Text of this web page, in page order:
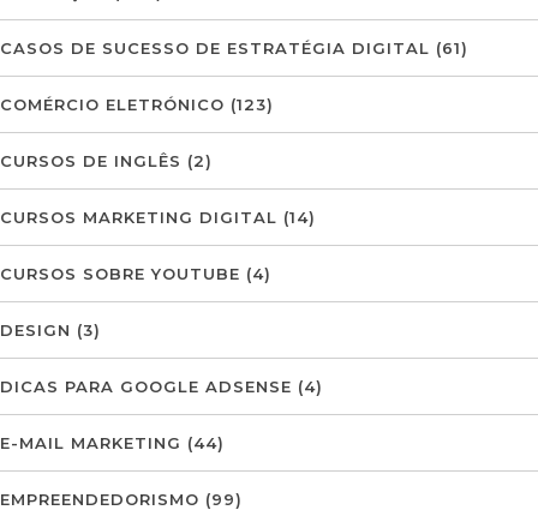
CASOS DE SUCESSO DE ESTRATÉGIA DIGITAL (61)
COMÉRCIO ELETRÓNICO (123)
CURSOS DE INGLÊS (2)
CURSOS MARKETING DIGITAL (14)
CURSOS SOBRE YOUTUBE (4)
DESIGN (3)
DICAS PARA GOOGLE ADSENSE (4)
E-MAIL MARKETING (44)
EMPREENDEDORISMO (99)